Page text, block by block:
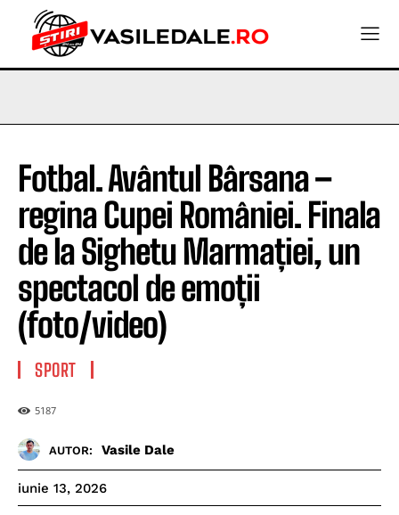
Fotbal. Avântul Bârsana –
regina Cupei României. Finala
de la Sighetu Marmației, un
spectacol de emoții
(foto/video)
SPORT
5187
AUTOR: Vasile Dale
iunie 13, 2026